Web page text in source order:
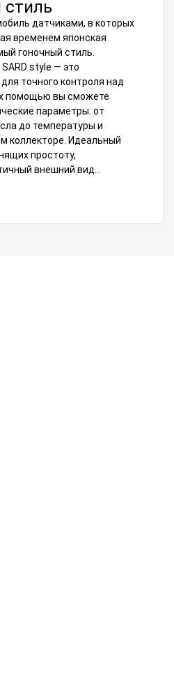
стиль
датчиками, в которых
временем японская
гоночный стиль.
style — это
точного контроля над
помощью вы сможете
параметры: от
до температуры и
коллекторе. Идеальный
простоту,
внешний вид...